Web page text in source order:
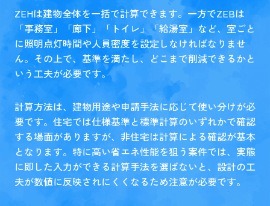
ZEHは建物全体を一括で計算できます。一方でZEBは
「事務室」「廊下」「トイレ」「給湯室」など、室ごと
に照明点灯時間や人員密度を設定しなければなりませ
ん。その上で、基準を満たし、どこまで削減できるかと
いう工夫が必要です。
計算方法は、建物用途や申請手法に応じて使い分けが必
要です。住宅では仕様基準と標準計算のいずれかで確認
する場面がありますが、非住宅は計算による確認が基本
となります。特に高い省エネ性能を狙う案件では、実態
に即した入力ができる計算手法を選ばないと、設計の工
夫が数値に反映されにくくなるため注意が必要です。